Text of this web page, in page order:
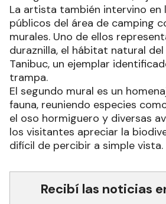
La artista también intervino en
públicos del área de camping
murales. Uno de ellos
duraznilla, el hábitat natural
Tanibuc, un ejemplar
trampa.
El segundo mural es un
fauna, reuniendo especies
el oso hormiguero y diversas
los visitantes apreciar la
difícil de percibir a simple vista.
Recibí las noticias